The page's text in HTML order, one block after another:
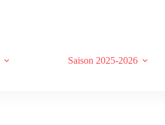
Saison 2025-2026